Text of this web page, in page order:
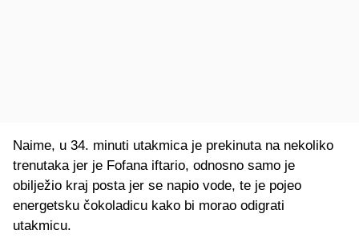
Naime, u 34. minuti utakmica je prekinuta na nekoliko
trenutaka jer je Fofana iftario, odnosno samo je
obilježio kraj posta jer se napio vode, te je pojeo
energetsku čokoladicu kako bi morao odigrati
utakmicu.